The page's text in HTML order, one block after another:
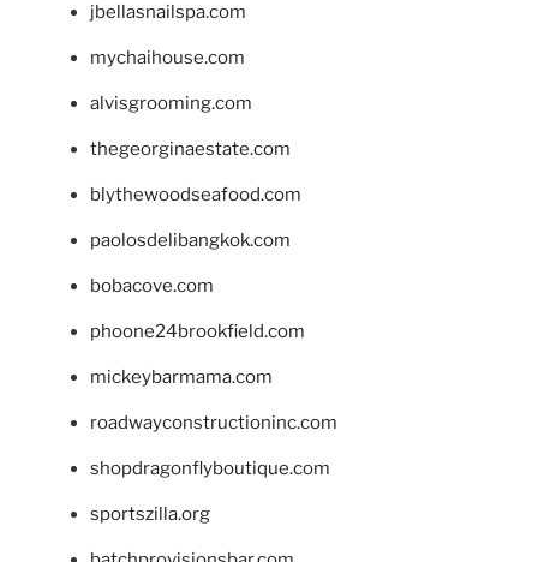
jbellasnailspa.com
mychaihouse.com
alvisgrooming.com
thegeorginaestate.com
blythewoodseafood.com
paolosdelibangkok.com
bobacove.com
phoone24brookfield.com
mickeybarmama.com
roadwayconstructioninc.com
shopdragonflyboutique.com
sportszilla.org